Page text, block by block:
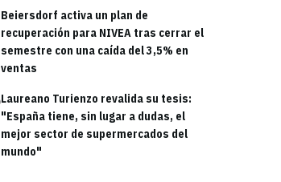
Beiersdorf activa un plan de
recuperación para NIVEA tras cerrar el
semestre con una caída del 3,5% en
ventas
Laureano Turienzo revalida su tesis:
"España tiene, sin lugar a dudas, el
mejor sector de supermercados del
mundo"